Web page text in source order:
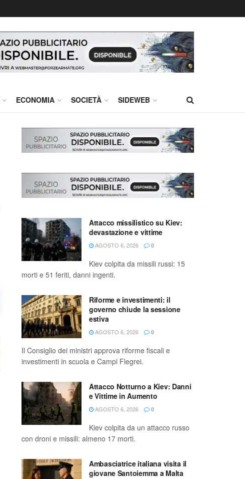
ECONOMIA SOCIETÀ SIDEWEB
Attacco missilistico su Kiev:
devastazione e vittime
AGOSTO 6, 2026 0
Kiev colpita da missili russi: 15
morti e 51 feriti, danni ingenti.
Riforme e investimenti: il
governo chiude la sessione
estiva
AGOSTO 6, 2026 0
Il Consiglio dei ministri approva riforme fiscali e
investimenti in scuola e Campi Flegrei.
Attacco Notturno a Kiev: Danni
e Vittime in Aumento
AGOSTO 6, 2026 0
Kiev colpita da un attacco russo
con droni e missili: almeno 17 morti.
Ambasciatrice italiana visita il
giovane Santoiemma a Malta